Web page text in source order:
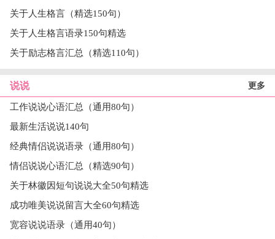
关于人生格言（精选150句）
关于人生格言语录150句精选
关于励志格言汇总（精选110句）
说说 更多
工作说说心语汇总（通用80句）
最新生活说说140句
经典情侣说说语录（通用80句）
情侣说说心语汇总（精选90句）
关于林徽因短句说说大全50句精选
成功唯美说说留言大全60句精选
宽容说说语录（通用40句）